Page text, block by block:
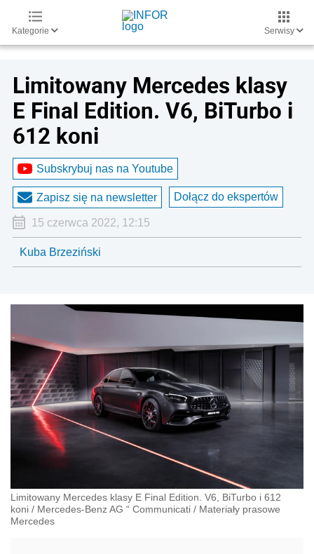
Kategorie Serwisy
Limitowany Mercedes klasy
E Final Edition. V6, BiTurbo i
612 koni
Subskrybuj nas na Youtube
Zapisz się na newsletter Dołącz do ekspertów
15 czerwca 2022, 12:15
Kuba Brzeziński
Limitowany Mercedes klasy E Final Edition. V6, BiTurbo i 612
koni / Mercedes-Benz AG “ Communicati / Materiały prasowe
Mercedes